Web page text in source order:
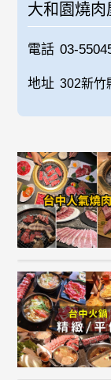
大和園燒肉
電話 03-
地址 302新竹